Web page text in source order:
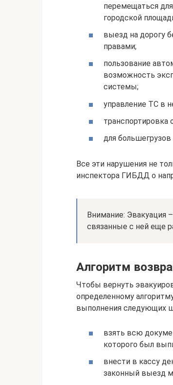
перемещаться
городской
выезд на дорогу
правами;
пользование
возможность
системы;
управление ТС в
транспортировка
для
Все эти нарушения не
инспектора ГИБДД о
Внимание: Эвакуация
связанные с ней еще
Алгоритм
Чтобы вернуть
определенному
выполнения следующих
взять всю
которого был
внести в кассу
законный выезд